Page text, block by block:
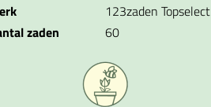
123zaden Topselect
zaden
60